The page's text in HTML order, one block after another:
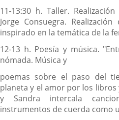
11-13:30 h. Taller.
Jorge Consuegra.
inspirado en la temática de la
12-13 h. Poesía y música.
nómada. Música y
poemas sobre el paso del
planeta y el amor por los
y Sandra intercala
instrumentos de cuerda como